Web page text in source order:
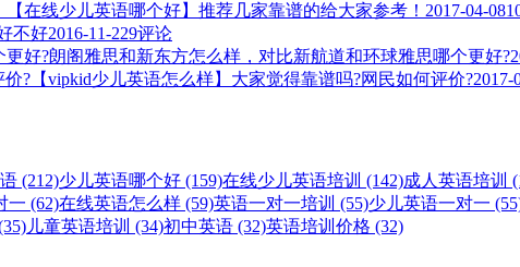
【在线少儿英语哪个好】推荐几家靠谱的给大家参考！ 2017-04-08
不好2016-11-229评论
朗阁雅思和新东方怎么样，对比新航道和环球雅思哪个更好?
【vipkid少儿英语怎么样】大家觉得靠谱吗?网民如何评价?2017-
(212)少儿英语哪个好 (159)在线少儿英语培训 (142)成人英语培训
一 (62)在线英语怎么样 (59)英语一对一培训 (55)少儿英语一对一
儿童英语培训 (34)初中英语 (32)英语培训价格 (32)